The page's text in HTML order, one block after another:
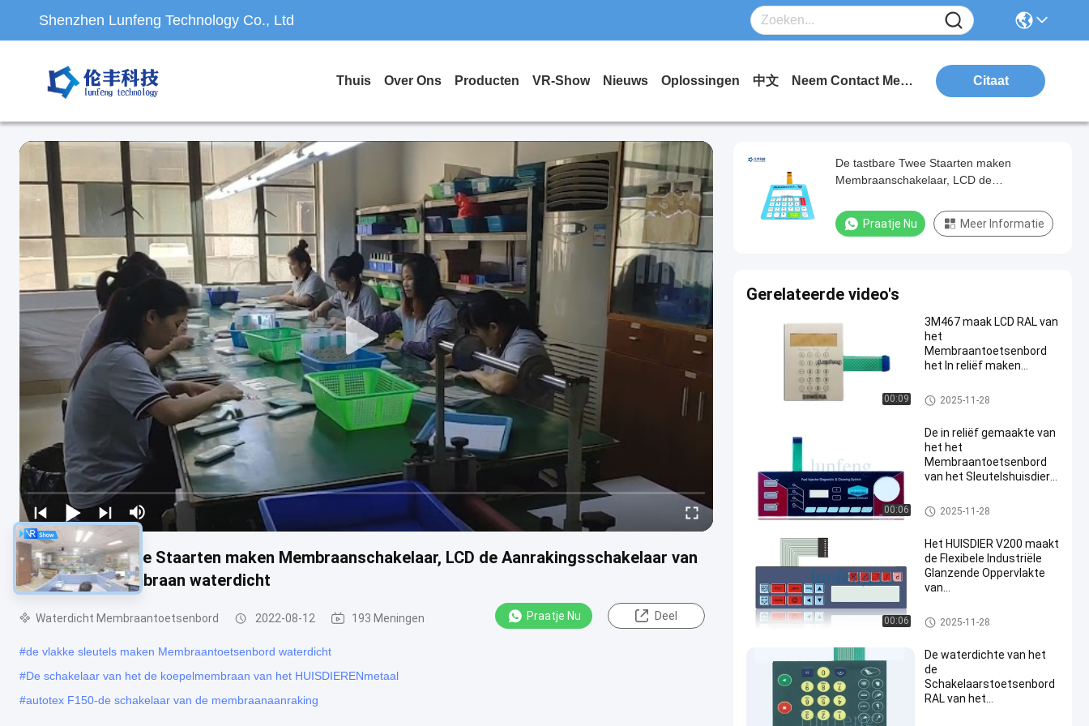
Shenzhen Lunfeng Technology Co., Ltd
Thuis Over Ons Producten VR-Show Nieuws Oplossingen 中文 Neem Contact Met Ons Op. Citaat
De tastbare Twee Staarten maken Membraanschakelaar, LCD de Aanrakingsschakelaar van
het Venstermembraan waterdicht
Waterdicht Membraantoetsenbord 2022-08-12 193 Meningen Praatje Nu Deel
#de vlakke sleutels maken Membraantoetsenbord waterdicht
#De schakelaar van het de koepelmembraan van het HUISDIERENmetaal
#autotex F150-de schakelaar van de membraanaanraking
De tastbare Twee Staarten maken
Membraanschakelaar, LCD de
Venstermembraan waterdicht
Praatje Nu Meer Informatie
Gerelateerde video's
00:09
3M467 maak LCD RAL van
het
Membraantoetsenbord
het In reliëf maken
waterdicht
Waterdicht Membraantoetsen
bord
2025-11-28
00:06
De in reliëf gemaakte van
het het
Membraantoetsenbord
van het Sleutelshuisdier
van het het
Metaalkoepels Geleide
Waterdicht Membraantoetsen
bord
2025-11-28
00:06
Het HUISDIER V200 maakt
de Flexibele Industriële
Glanzende Oppervlakte
van
waterdicht
Waterdicht Membraantoetsen
bord
2025-11-28
De waterdichte van het
de
Schakelaarstoetsenbord
RAL van het